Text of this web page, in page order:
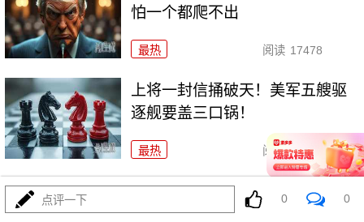
怕一个都爬不出
最热 阅读 17478
上将一封信捅破天！美军五艘驱
逐舰要盖三口锅！
最热 阅读 7446
特朗普要对伊朗动手？最狠的还
没来，最骚的来了
点评一下 0 0